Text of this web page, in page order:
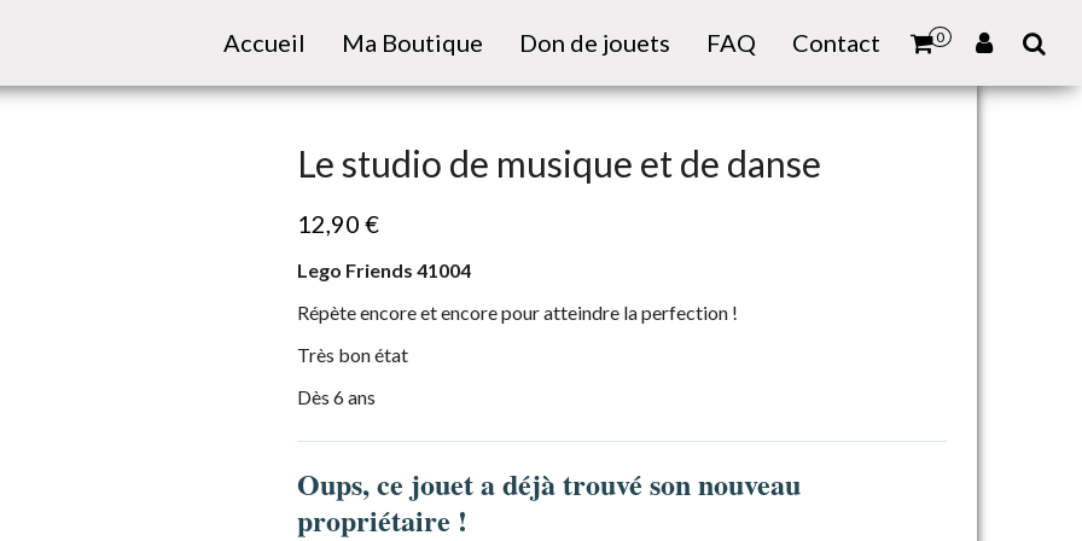
0
Accueil Ma Boutique Don de jouets FAQ Contact
Le studio de musique et de danse
12,90€
Lego Friends 41004
Répète encore et encore pour atteindre la perfection !
Très bon état
Dès 6 ans
Oups, ce jouet a déjà trouvé son nouveau
propriétaire !